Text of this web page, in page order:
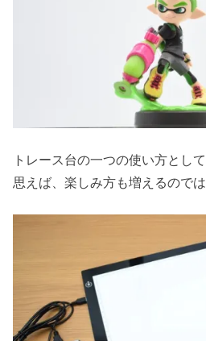
トレース台の一つの使い方とし
思えば、楽しみ方も増えるので